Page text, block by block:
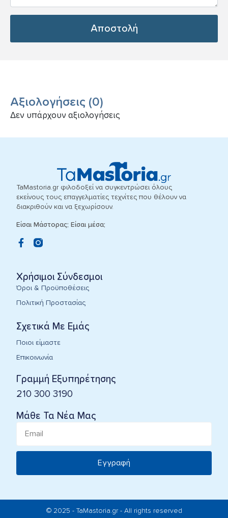
Αποστολή
Αξιολογήσεις (0)
Δεν υπάρχουν αξιολογήσεις
TaMastoria.gr φιλοδοξεί να συγκεντρώσει όλους
εκείνους τους επαγγελματίες τεχνίτες που θέλουν να
διακριθούν και να ξεχωρίσουν.
Είσαι Μάστορας; Είσαι μέσα;
Σχετικά Με Εμάς
Ποιοι είμαστε
Επικοινωνία
Γραμμή Εξυπηρέτησης
210 300 3190
Χρήσιμοι Σύνδεσμοι
Όροι & Προϋποθέσεις
Πολιτική Προστασίας
Μάθε Τα Νέα Μας
Εγγραφή
© 2025 - TaMastoria.gr - All rights reserved